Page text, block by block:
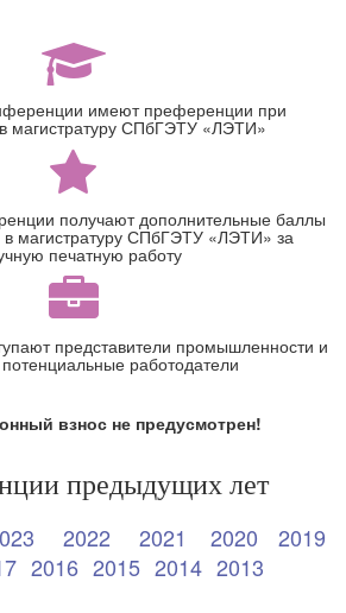
имеют преференции при
магистратуру СПбГЭТУ «ЛЭТИ»
получают дополнительные баллы
в магистратуру СПбГЭТУ «ЛЭТИ» за
печатную работу
представители промышленности и
работодатели
взнос не предусмотрен!
предыдущих лет
2022 2021 2020
2019
2016 2015 2014 2013